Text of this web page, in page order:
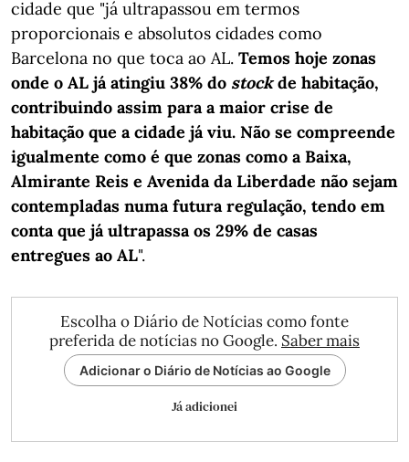
cidade que "já ultrapassou em termos
proporcionais e absolutos cidades como
Barcelona no que toca ao AL. Temos hoje zonas
onde o AL já atingiu 38% do stockde habitação,
contribuindo assim para a maior crise de
habitação que a cidade já viu. Não se compreende
igualmente como é que zonas como a Baixa,
Almirante Reis e Avenida da Liberdade não sejam
contempladas numa futura regulação, tendo em
conta que já ultrapassa os 29% de casas
entregues ao AL".
Escolha o Diário de Notícias como fonte
preferida de notícias no Google. Saber mais
Adicionar o Diário de Notícias ao Google
Já adicionei